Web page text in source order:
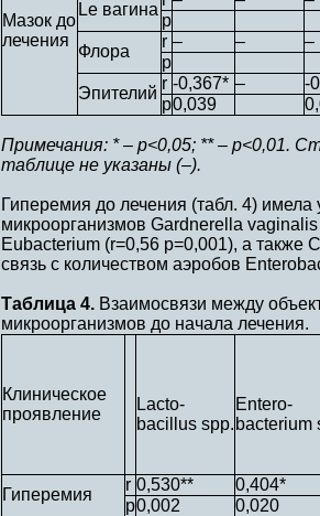
Мазок до
лечения
Le вагина
p
Флора
r – –
–
p
Эпителий
r -0,367* –
-
p0,039
Примечания: * – р<0,05; ** – р<0,01.
таблице не указаны (–).
Гиперемия до лечения (табл. 4)
микроорганизмов Gardnerella
Eubacterium (r=0,56 р=0,001), а
связь с количеством аэробов
Таблица 4. Взаимосвязи между
микроорганизмов до начала лечения.
Клиническое
проявление
Lacto-
bacillus spp.
Entero-
bacterium
Гиперемия
r 0,530**
0,404*
p0,002
0,020